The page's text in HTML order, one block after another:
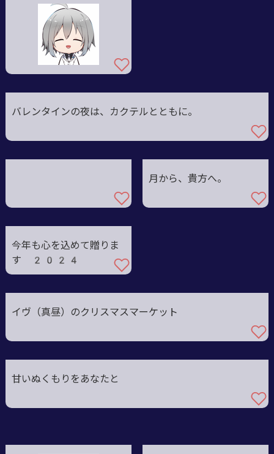
バレンタインの夜は、カクテルとともに。
月から、貴方へ。
今年も心を込めて贈りま
す 2024
イヴ（真昼）のクリスマスマーケット
甘いぬくもりをあなたと